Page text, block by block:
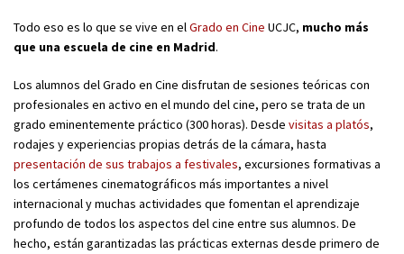
Todo eso es lo que se vive en elGrado en Cine UCJC, mucho más
que una escuela de cine en Madrid.
Los alumnos del Grado en Cine disfrutan de sesiones teóricas con
profesionales en activo en el mundo del cine, pero se trata de un
grado eminentemente práctico (300 horas). Desde visitas a platós,
rodajes y experiencias propias detrás de la cámara, hasta
presentación de sus trabajos a festivales, excursiones formativas a
los certámenes cinematográficos más importantes a nivel
internacional y muchas actividades que fomentan el aprendizaje
profundo de todos los aspectos del cine entre sus alumnos. De
hecho, están garantizadas las prácticas externas desde primero de